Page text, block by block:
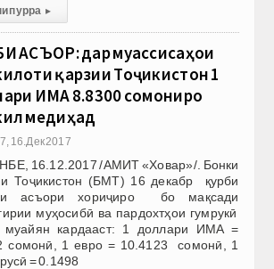
пурра ▸
АСЪОР: дар муассиcаҳои
қарзии Тоҷикистон 1
ИМА 8.8300 сомониро
медиҳад
16.Дек 2017
16.12.2017 /АМИТ «Ховар»/. Бонки
Тоҷикистон (БМТ) 16 декабр қурби
асъори хориҷиро бо мақсади
муҳосибӣ ва пардохтҳои гумрукӣ
муайян кардааст: 1 доллари ИМА =
сомонӣ, 1 евро = 10.4123 сомонӣ, 1
= 0.1498